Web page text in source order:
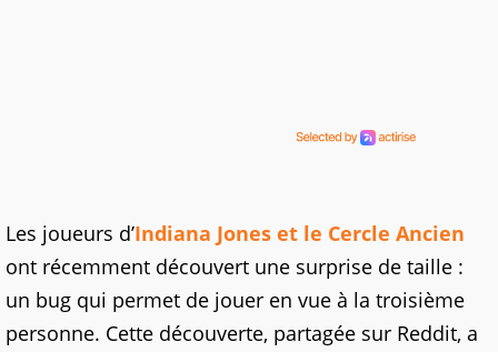
Les joueurs d’Indiana Jones et le Cercle Ancien
ont récemment découvert une surprise de taille :
un bug qui permet de jouer en vue à la troisième
personne. Cette découverte, partagée sur Reddit, a